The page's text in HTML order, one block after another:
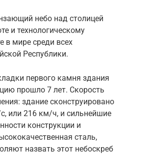
небо над столицей
и технологическому
в мире среди всех
Республики.
первого камня здания
прошло 7 лет. Скорость
здание сконструировано
или 216 км/ч, и сильнейшие
конструкции и
сталь,
назвать этот небоскреб